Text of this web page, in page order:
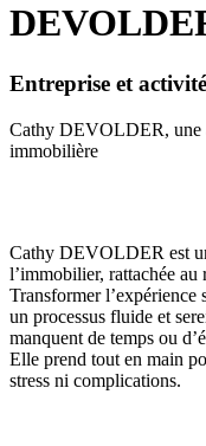
Entreprise et activité
Cathy DEVOLDER, une
immobilière
Cathy DEVOLDER est
l’immobilier, rattachée
Transformer l’expérience
un processus fluide et
manquent de temps ou
Elle prend tout en main
stress ni complications.